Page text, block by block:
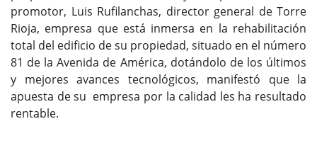
promotor, Luis Rufilanchas, director general de Torre
Rioja, empresa que está inmersa en la rehabilitación
total del edificio de su propiedad, situado en el número
81 de la Avenida de América, dotándolo de los últimos
y mejores avances tecnológicos, manifestó que la
apuesta de su empresa por la calidad les ha resultado
rentable.